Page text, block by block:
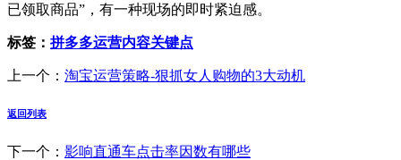
已领取商品”，有一种现场的即时紧迫感。
标签： 拼多多运营内容关键点
上一个： 淘宝运营策略-狠抓女人购物的3大动机
返回列表
下一个： 影响直通车点击率因数有哪些